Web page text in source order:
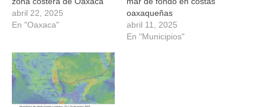
abril 22, 2025
En "Oaxaca"
oaxaqueñas
abril 11, 2025
En "Municipios"